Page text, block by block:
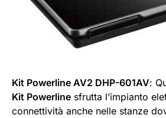
Kit Powerline AV2 DHP-601AV:
Kit Powerline sfrutta l’impianto
connettività anche nelle stanze